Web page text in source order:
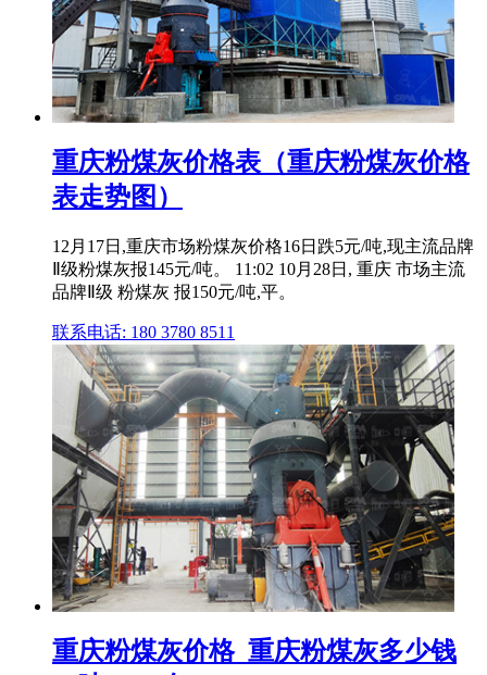
重庆粉煤灰价格表（重庆粉煤灰价格
表走势图）
12月17日,重庆市场粉煤灰价格16日跌5元/吨,现主流品牌
Ⅱ级粉煤灰报145元/吨。 11:02 10月28日, 重庆 市场主流
品牌Ⅱ级 粉煤灰 报150元/吨,平。
联系电话: 180 3780 8511
重庆粉煤灰价格_重庆粉煤灰多少钱